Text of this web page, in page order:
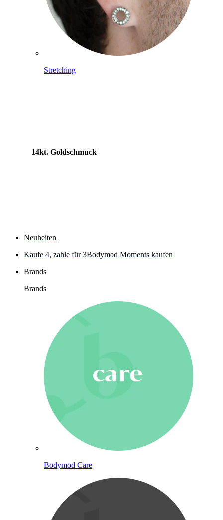
Stretching
14kt. Goldschmuck
Neuheiten
Kaufe 4, zahle für 3Bodymod Moments kaufen
Brands
Brands
Bodymod Care